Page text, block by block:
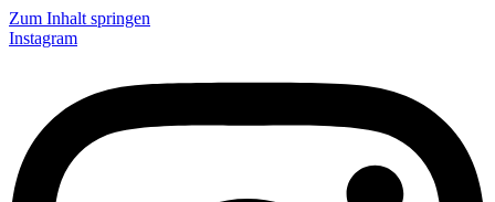
Zum Inhalt springen
Instagram